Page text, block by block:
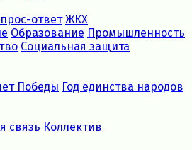
ответ ЖКХ
Образование Промышленность
Социальная защита
Победы Год единства народов
связь Коллектив